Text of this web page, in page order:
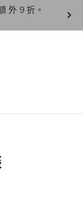
外 9 折。